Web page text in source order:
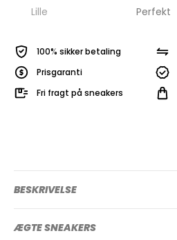
Lille
Perfekt
100% sikker betaling
Prisgaranti
Fri fragt på sneakers
BESKRIVELSE
ÆGTE SNEAKERS